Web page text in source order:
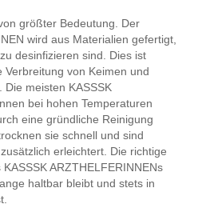
größter Bedeutung. Der
wird aus Materialien gefertigt,
desinfizieren sind. Dies ist
Verbreitung von Keimen und
meisten KASSSK
bei hohen Temperaturen
eine gründliche Reinigung
sie schnell und sind
erleichtert. Die richtige
ARZTHELFERINNENs
haltbar bleibt und stets in